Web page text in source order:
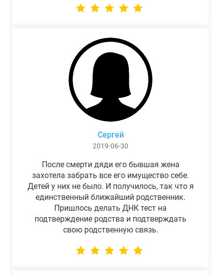
Сергей
2019-06-30
После смерти дяди его бывшая жена
захотела забрать все его имущество себе.
Детей у них не было. И получилось, так что я
единственный ближайший родственник.
Пришлось делать ДНК тест на
подтверждение родства и подтверждать
свою родственную связь.